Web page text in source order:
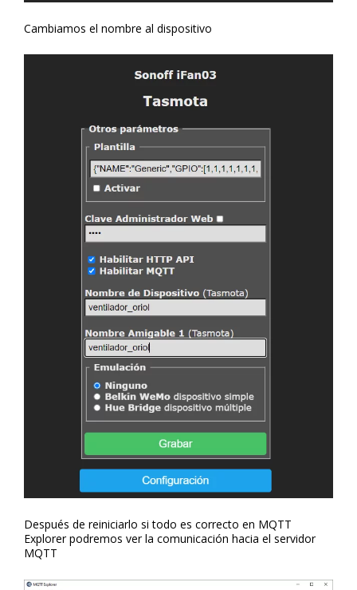
Cambiamos el nombre al dispositivo
Después de reiniciarlo si todo es correcto en MQTT
Explorer podremos ver la comunicación hacia el servidor
MQTT